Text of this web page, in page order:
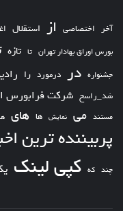
آخر اختصاصی از استقلال
بورس اوراق بهادار تهران تا تازه
جشنواره در درمورد را
شد_راسخ شرکت فرابورس
مستند می نمایش ها های
پربیننده ترین
چند که کپی لینک